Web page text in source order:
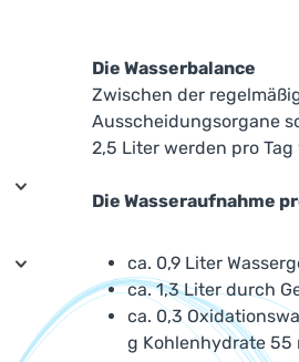
Die Wasserbalance
Zwischen der
Ausscheidungsorgane
2,5 Liter werden pro
Die Wasseraufnahme
ca. 0,9 Liter
ca. 1,3 Liter durch
ca. 0,3
g Kohlenhydrate 55